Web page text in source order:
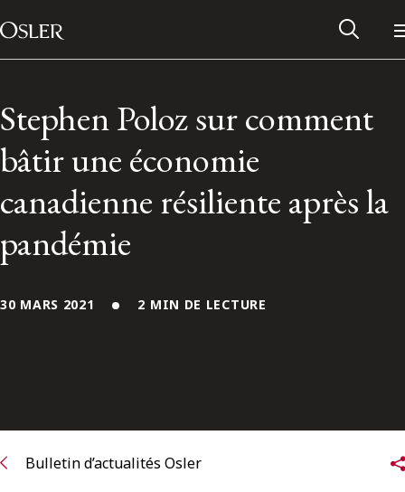
Passer au contenu
Main Navigation
Stephen Poloz sur comment
bâtir une économie
canadienne résiliente après la
pandémie
30 MARS 2021 2 MIN DE LECTURE
Bulletin d’actualités Osler